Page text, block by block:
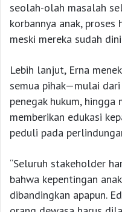
seolah-olah masalah
korbannya anak,
meski mereka sudah
Lebih lanjut, Erna
semua pihak—mulai
penegak hukum,
memberikan edukasi
peduli pada
“Seluruh stakeholder
bahwa kepentingan
dibandingkan apapun.